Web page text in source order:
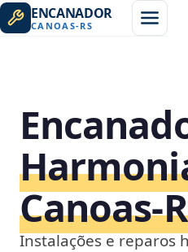
ENCANADOR
CANOAS-RS
Instalações e reparos